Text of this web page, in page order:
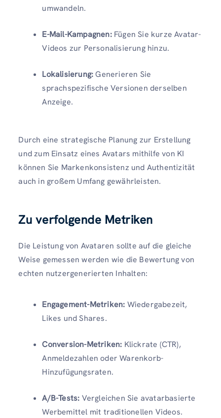
umwandeln.
E-Mail-Kampagnen:Fügen Sie kurze Avatar-
Videos zur Personalisierung hinzu.
Lokalisierung:Generieren Sie
sprachspezifische Versionen derselben
Anzeige.
Durch eine strategische Planung zur Erstellung
und zum Einsatz eines Avatars mithilfe von KI
können Sie Markenkonsistenz und Authentizität
auch in großem Umfang gewährleisten.
Zu verfolgende Metriken
Die Leistung von Avataren sollte auf die gleiche
Weise gemessen werden wie die Bewertung von
echten nutzergenerierten Inhalten:
Engagement-Metriken: Wiedergabezeit,
Likes und Shares.
Conversion-Metriken: Klickrate (CTR),
Anmeldezahlen oder Warenkorb-
Hinzufügungsraten.
A/B-Tests: Vergleichen Sie avatarbasierte
Werbemittel mit traditionellen Videos.